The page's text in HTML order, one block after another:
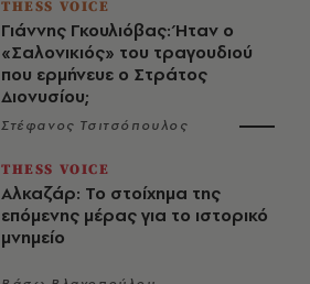
THESS VOICE
Γιάννης Γκουλιόβας: Ήταν ο
«Σαλονικιός» του τραγουδιού
που ερμήνευε ο Στράτος
Διονυσίου;
Στέφανος Τσιτσόπουλος
THESS VOICE
Αλκαζάρ: Το στοίχημα της
επόμενης μέρας για το ιστορικό
μνημείο